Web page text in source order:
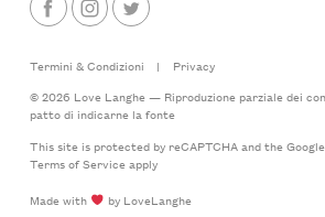
Termini & Condizioni |
Privacy
© 2026 Love Langhe — Riproduzione parziale dei
patto di indicarne la fonte
This site is protected by reCAPTCHA and the Google
Terms of Serviceapply
Made with
by LoveLanghe